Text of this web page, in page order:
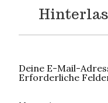
Deine E-Mail-
Erforderliche